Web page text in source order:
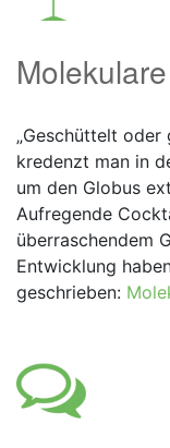
„Geschüttelt oder
kredenzt man in
um den Globus
Aufregende
überraschendem
Entwicklung
geschrieben: